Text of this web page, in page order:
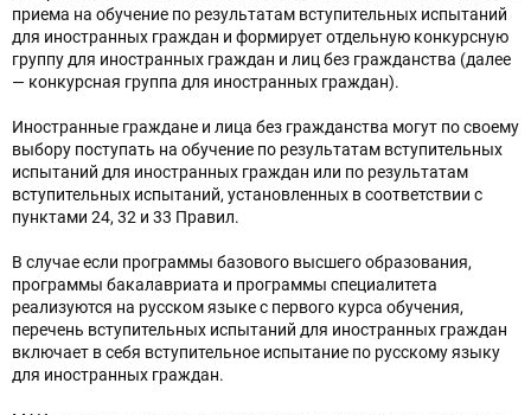
приема на обучение по результатам вступительных испытаний
для иностранных граждан и формирует отдельную конкурсную
группу для иностранных граждан и лиц без гражданства (далее
— конкурсная группа для иностранных граждан).
Иностранные граждане и лица без гражданства могут по своему
выбору поступать на обучение по результатам вступительных
испытаний для иностранных граждан или по результатам
вступительных испытаний, установленных в соответствии с
пунктами 24, 32 и 33 Правил.
В случае если программы базового высшего образования,
программы бакалавриата и программы специалитета
реализуются на русском языке с первого курса обучения,
перечень вступительных испытаний для иностранных граждан
включает в себя вступительное испытание по русскому языку
для иностранных граждан.